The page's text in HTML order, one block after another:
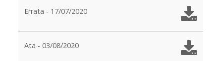
Errata - 17/07/2020
Ata - 03/08/2020